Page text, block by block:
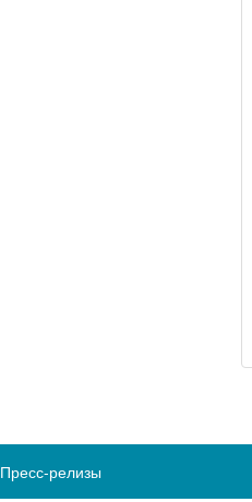
Пресс-релизы